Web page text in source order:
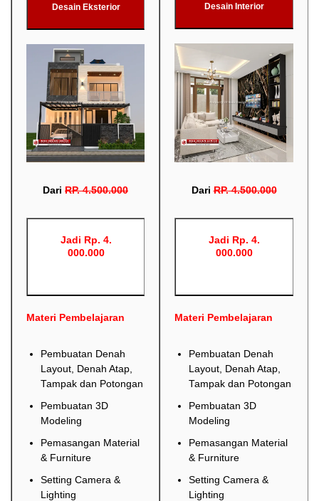
Desain Eksterior
Dari RP.4.500.000
Jadi Rp. 4.
000.000
Materi Pembelajaran
Pembuatan Denah
Layout, Denah Atap,
Tampak dan Potongan
Pembuatan 3D
Modeling
Pemasangan Material
& Furniture
Setting Camera &
Lighting
Desain Interior
DariRP.4.500.000
Jadi Rp. 4.
000.000
Materi Pembelajaran
Pembuatan Denah
Layout, Denah Atap,
Tampak dan Potongan
Pembuatan 3D
Modeling
Pemasangan Material
& Furniture
Setting Camera &
Lighting